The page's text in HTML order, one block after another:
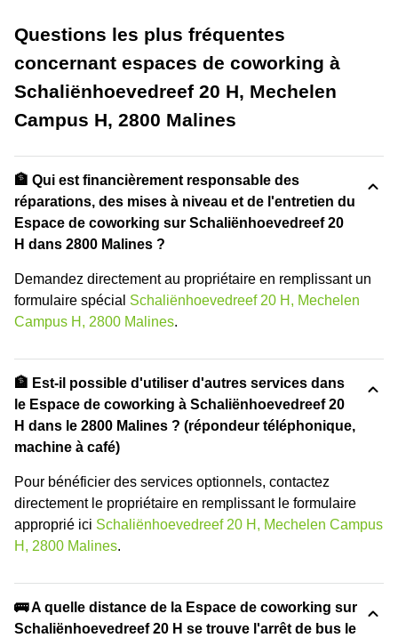
Questions les plus fréquentes
concernant espaces de coworking à
Schaliënhoevedreef 20 H, Mechelen
Campus H, 2800 Malines
🏦 Qui est financièrement responsable des
réparations, des mises à niveau et de l'entretien du
Espace de coworking sur Schaliënhoevedreef 20
H dans 2800 Malines ?
Demandez directement au propriétaire en remplissant un
formulaire spécial Schaliënhoevedreef 20 H, Mechelen
Campus H, 2800 Malines.
🏦 Est-il possible d'utiliser d'autres services dans
le Espace de coworking à Schaliënhoevedreef 20
H dans le 2800 Malines ? (répondeur téléphonique,
machine à café)
Pour bénéficier des services optionnels, contactez
directement le propriétaire en remplissant le formulaire
approprié ici Schaliënhoevedreef 20 H, Mechelen Campus
H, 2800 Malines.
🚌 A quelle distance de la Espace de coworking sur
Schaliënhoevedreef 20 H se trouve l'arrêt de bus le